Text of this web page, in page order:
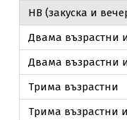
НВ (закуска и
Двама възрастни
Двама възрастни
Трима възрастни
Трима възрастни